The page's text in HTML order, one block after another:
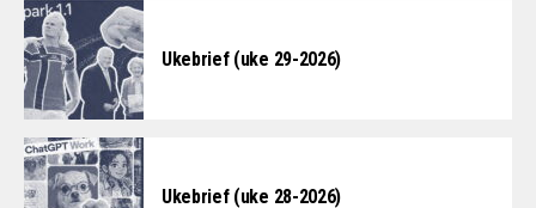
Ukebrief (uke 29-2026)
Ukebrief (uke 28-2026)